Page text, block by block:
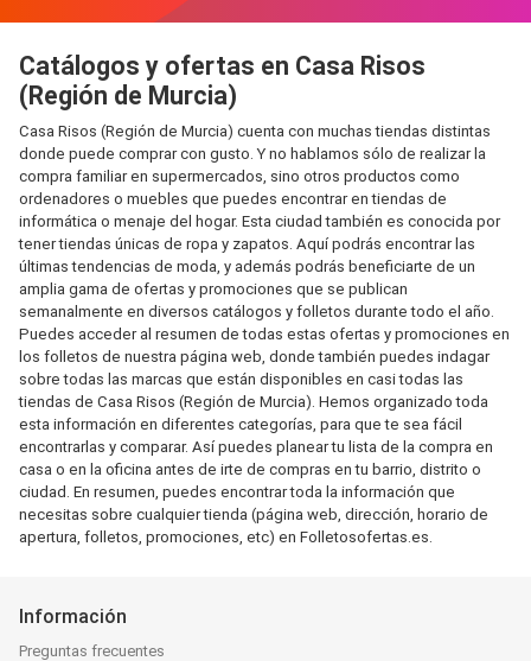
Catálogos y ofertas en Casa Risos
(Región de Murcia)
Casa Risos (Región de Murcia) cuenta con muchas tiendas distintas
donde puede comprar con gusto. Y no hablamos sólo de realizar la
compra familiar en supermercados, sino otros productos como
ordenadores o muebles que puedes encontrar en tiendas de
informática o menaje del hogar. Esta ciudad también es conocida por
tener tiendas únicas de ropa y zapatos. Aquí podrás encontrar las
últimas tendencias de moda, y además podrás beneficiarte de un
amplia gama de ofertas y promociones que se publican
semanalmente en diversos catálogos y folletos durante todo el año.
Puedes acceder al resumen de todas estas ofertas y promociones en
los folletos de nuestra página web, donde también puedes indagar
sobre todas las marcas que están disponibles en casi todas las
tiendas de Casa Risos (Región de Murcia). Hemos organizado toda
esta información en diferentes categorías, para que te sea fácil
encontrarlas y comparar. Así puedes planear tu lista de la compra en
casa o en la oficina antes de irte de compras en tu barrio, distrito o
ciudad. En resumen, puedes encontrar toda la información que
necesitas sobre cualquier tienda (página web, dirección, horario de
apertura, folletos, promociones, etc) en Folletosofertas.es.
Información
Preguntas frecuentes